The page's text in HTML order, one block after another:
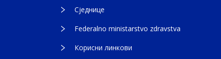
Сједнице
Federalno ministarstvo zdravstva
Корисни линкови